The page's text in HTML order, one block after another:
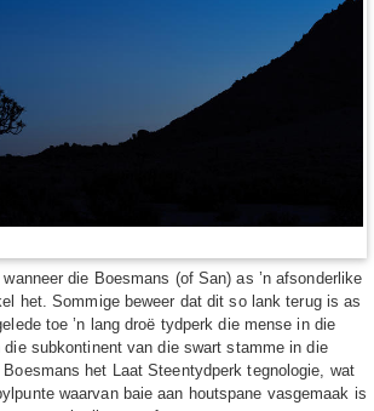
die Boesmans (of San) as ’n afsonderlike
het. Sommige beweer dat dit so lank terug is as
toe ’n lang droë tydperk die mense in die
subkontinent van die swart stamme in die
het Laat Steentydperk tegnologie, wat
waarvan baie aan houtspane vasgemaak is